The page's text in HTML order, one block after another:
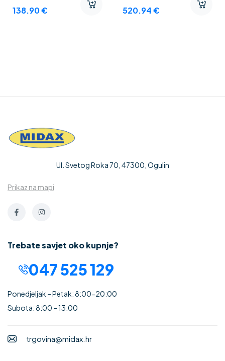
138.90€
520.94€
Ul. Svetog Roka 70, 47300, Ogulin
Prikaz na mapi
Trebate savjet oko kupnje?
047 525 129
Ponedjeljak – Petak: 8:00-20:00
Subota: 8:00 – 13:00
trgovina@midax.hr